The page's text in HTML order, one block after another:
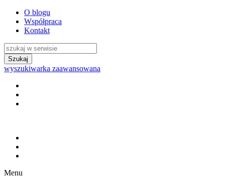
O blogu
Współpraca
Kontakt
wyszukiwarka zaawansowana
Menu